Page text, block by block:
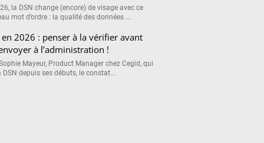
la DSN change (encore) de visage avec ce
mot d’ordre : la qualité des données ...
en 2026 : penser à la vérifier avant
à l’administration !
Mayeur, Product Manager chez Cegid, qui
DSN depuis ses débuts, le constat...